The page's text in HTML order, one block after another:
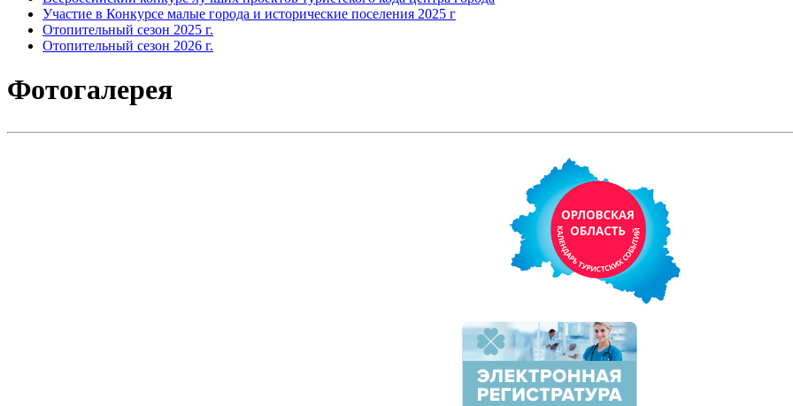
Участие в Конкурсе малые города и исторические поселения 2025 г
Отопительный сезон 2025 г.
Отопительный сезон 2026 г.
Фотогалерея